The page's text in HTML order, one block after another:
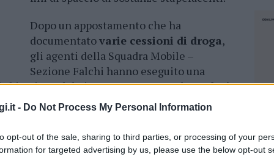
- Do Not Process My Personal Information
opt-out of the sale, sharing to third parties, or processing of your
for targeted advertising by us, please use the below opt-out
Dopo un appostamento che ha
documentatovarie cessioni di droga,
gli agenti della Squadra Mobile –
Sezione Falchi hanno eseguito una
del giovane, sequestrando18 dosi
peso totale di circa 5 grammi. Nel corso
anche un bilancino di precisione, fogli
e la somma di860 euro, ritenuta